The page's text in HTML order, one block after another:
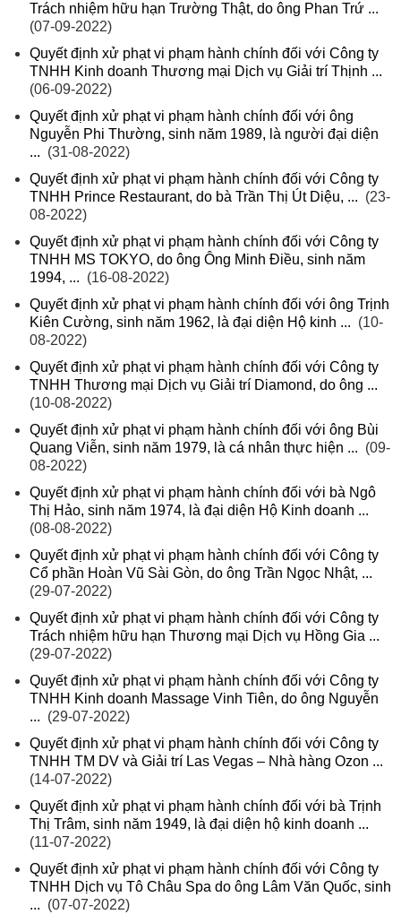
Trách nhiệm hữu hạn Trường Thật, do ông Phan Trứ ...
(07-09-2022)
Quyết định xử phạt vi phạm hành chính đối với Công ty
TNHH Kinh doanh Thương mại Dịch vụ Giải trí Thịnh ...
(06-09-2022)
Quyết định xử phạt vi phạm hành chính đối với ông
Nguyễn Phi Thường, sinh năm 1989, là người đại diện
... (31-08-2022)
Quyết định xử phạt vi phạm hành chính đối với Công ty
TNHH Prince Restaurant, do bà Trần Thị Út Diệu, ... (23-
08-2022)
Quyết định xử phạt vi phạm hành chính đối với Công ty
TNHH MS TOKYO, do ông Ông Minh Điều, sinh năm
1994, ... (16-08-2022)
Quyết định xử phạt vi phạm hành chính đối với ông Trịnh
Kiên Cường, sinh năm 1962, là đại diện Hộ kinh ... (10-
08-2022)
Quyết định xử phạt vi phạm hành chính đối với Công ty
TNHH Thương mại Dịch vụ Giải trí Diamond, do ông ...
(10-08-2022)
Quyết định xử phạt vi phạm hành chính đối với ông Bùi
Quang Viễn, sinh năm 1979, là cá nhân thực hiện ... (09-
08-2022)
Quyết định xử phạt vi phạm hành chính đối với bà Ngô
Thị Hảo, sinh năm 1974, là đại diện Hộ Kinh doanh ...
(08-08-2022)
Quyết định xử phạt vi phạm hành chính đối với Công ty
Cổ phần Hoàn Vũ Sài Gòn, do ông Trần Ngọc Nhật, ...
(29-07-2022)
Quyết định xử phạt vi phạm hành chính đối với Công ty
Trách nhiệm hữu hạn Thương mại Dịch vụ Hồng Gia ...
(29-07-2022)
Quyết định xử phạt vi phạm hành chính đối với Công ty
TNHH Kinh doanh Massage Vinh Tiên, do ông Nguyễn
... (29-07-2022)
Quyết định xử phạt vi phạm hành chính đối với Công ty
TNHH TM DV và Giải trí Las Vegas – Nhà hàng Ozon ...
(14-07-2022)
Quyết định xử phạt vi phạm hành chính đối với bà Trịnh
Thị Trâm, sinh năm 1949, là đại diện hộ kinh doanh ...
(11-07-2022)
Quyết định xử phạt vi phạm hành chính đối với Công ty
TNHH Dịch vụ Tô Châu Spa do ông Lâm Văn Quốc, sinh
... (07-07-2022)